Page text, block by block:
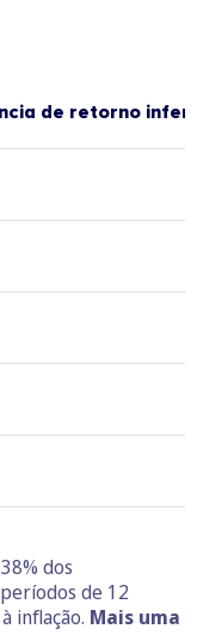
de retorno
dos
de 12
inflação. Mais uma